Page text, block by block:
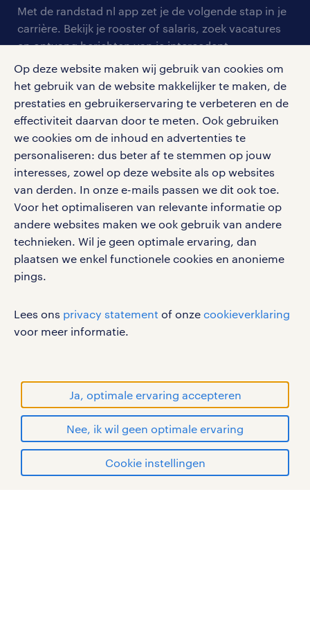
Op deze website maken wij gebruik van cookies om
het gebruik van de website makkelijker te maken, de
prestaties en gebruikerservaring te verbeteren en de
effectiviteit daarvan door te meten. Ook gebruiken
we cookies om de inhoud en advertenties te
personaliseren: dus beter af te stemmen op jouw
interesses, zowel op deze website als op websites
van derden. In onze e-mails passen we dit ook toe.
Voor het optimaliseren van relevante informatie op
andere websites maken we ook gebruik van andere
technieken. Wil je geen optimale ervaring, dan
plaatsen we enkel functionele cookies en anonieme
pings.
Lees ons privacy statement of onze cookieverklaring
voor meer informatie.
Ja, optimale ervaring accepteren
Nee, ik wil geen optimale ervaring
Cookie instellingen
solliciteren
personeel gezocht
aanmelden nieuwsbrief
blogs en artikelen
bruto-netto calculator
onze vestigingen
pers
klachten en misstanden
Met de randstad nl app zet je de volgende stap in je
carrière. Bekijk je rooster of salaris, zoek vacatures
en ontvang berichten van je intercedent.
Eenvoudig, snel en overal.
apple app store
google play store
social media
Volg ons voor de leukste content omtrent
vacatures, solliciteren en inspiratie.
gebruikersvoorwaarden
sitemap
RANDSTAD, HUMAN FORWARD en SHAPING THE
WORLD OF WORK zijn geregistreerde
handelsmerken van Randstad N.V.